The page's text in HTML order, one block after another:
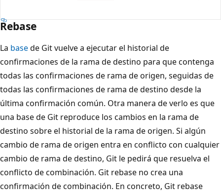
Rebase
La basede Git vuelve a ejecutar el historial de
confirmaciones de la rama de destino para que contenga
todas las confirmaciones de rama de origen, seguidas de
todas las confirmaciones de rama de destino desde la
última confirmación común. Otra manera de verlo es que
una base de Git reproduce los cambios en la rama de
destino sobre el historial de la rama de origen. Si algún
cambio de rama de origen entra en conflicto con cualquier
cambio de rama de destino, Git le pedirá que resuelva el
conflicto de combinación. Git rebase no crea una
confirmación de combinación. En concreto, Git rebase